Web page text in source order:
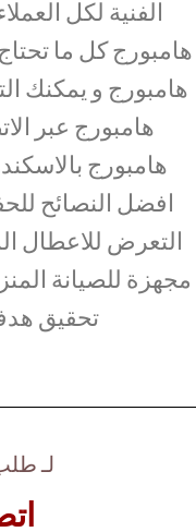
الفنية لكل
هامبورج كل ما
هامبورج و يمكنك
هامبورج عبر
هامبورج
افضل النصائح
التعرض للاعطال
مجهزة للصيانة
تحقيق
لـ